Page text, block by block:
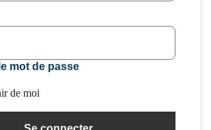
mot de passe
de moi